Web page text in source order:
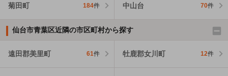
菊田町 184件 中山台 70件
仙台市青葉区近隣の市区町村から探す
遠田郡美里町 61件 牡鹿郡女川町 12件